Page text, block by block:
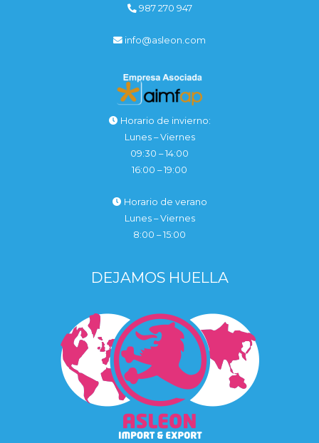
987 270 947
info@asleon.com
Horario de invierno:
Lunes – Viernes
09:30 – 14:00
16:00 – 19:00
Horario de verano
Lunes – Viernes
8:00 – 15:00
DEJAMOS HUELLA